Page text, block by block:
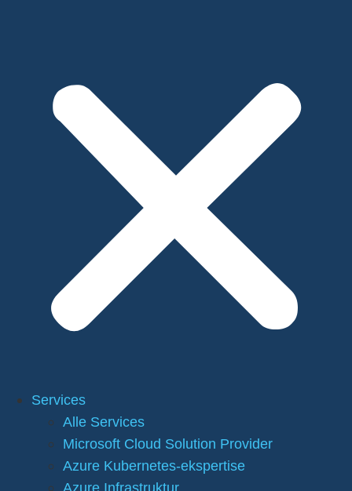
Services
Alle Services
Microsoft Cloud Solution Provider
Azure Kubernetes-ekspertise